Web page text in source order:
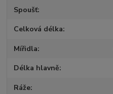
Spoušť
Celková délka
Mířidla
Délka hlavně
Ráže